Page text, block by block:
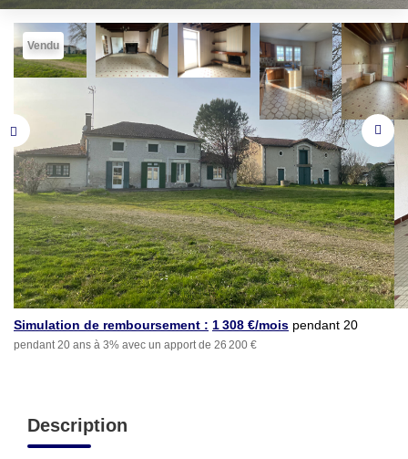
Vendu
Simulation de remboursement : 1 308 €/mois pendant 20
ans à 3% avec un apport
pendant 20 ans à 3% avec un apport de 26 200 €
Description